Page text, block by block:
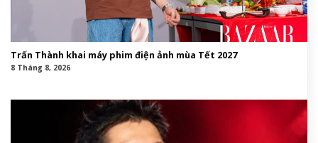
Trấn Thành khai máy phim điện ảnh mùa Tết 2027
8 Tháng 8, 2026